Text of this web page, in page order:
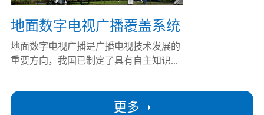
更多
地面数字电视广播覆盖系统
地面数字电视广播是广播电视技术发展的
重要方向，我国已制定了具有自主知识...